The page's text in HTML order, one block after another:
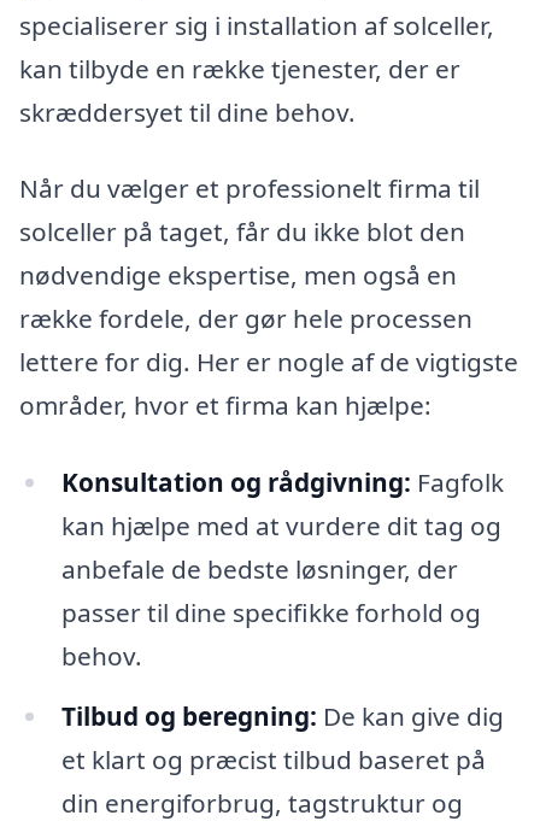
specialiserer sig i installation af solceller,
kan tilbyde en række tjenester, der er
skræddersyet til dine behov.
Når du vælger et professionelt firma til
solceller på taget, får du ikke blot den
nødvendige ekspertise, men også en
række fordele, der gør hele processen
lettere for dig. Her er nogle af de vigtigste
områder, hvor et firma kan hjælpe:
Konsultation og rådgivning: Fagfolk
kan hjælpe med at vurdere dit tag og
anbefale de bedste løsninger, der
passer til dine specifikke forhold og
behov.
Tilbud og beregning: De kan give dig
et klart og præcist tilbud baseret på
din energiforbrug, tagstruktur og